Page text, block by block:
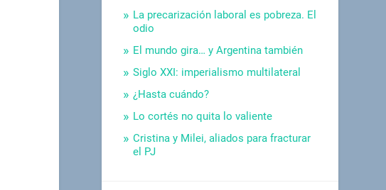
La precarización laboral es pobreza. El
odio
El mundo gira… y Argentina también
Siglo XXI: imperialismo multilateral
¿Hasta cuándo?
Lo cortés no quita lo valiente
Cristina y Milei, aliados para fracturar
el PJ